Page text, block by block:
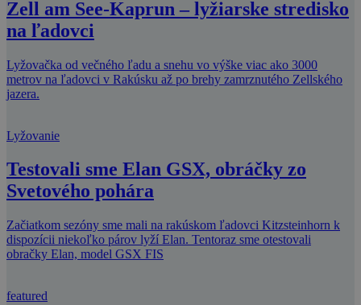
Zell am See-Kaprun – lyžiarske stredisko
na ľadovci
Lyžovačka od večného ľadu a snehu vo výške viac ako 3000
metrov na ľadovci v Rakúsku až po brehy zamrznutého Zellského
jazera.
Lyžovanie
Testovali sme Elan GSX, obráčky zo
Svetového pohára
Začiatkom sezóny sme mali na rakúskom ľadovci Kitzsteinhorn k
dispozícii niekoľko párov lyží Elan. Tentoraz sme otestovali
obračky Elan, model GSX FIS
featured